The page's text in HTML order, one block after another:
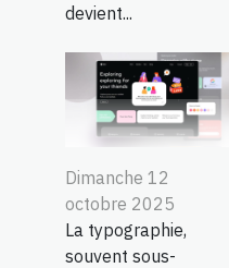
devient...
Dimanche 12
octobre 2025
La typographie,
souvent sous-